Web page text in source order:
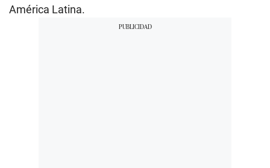
América Latina.